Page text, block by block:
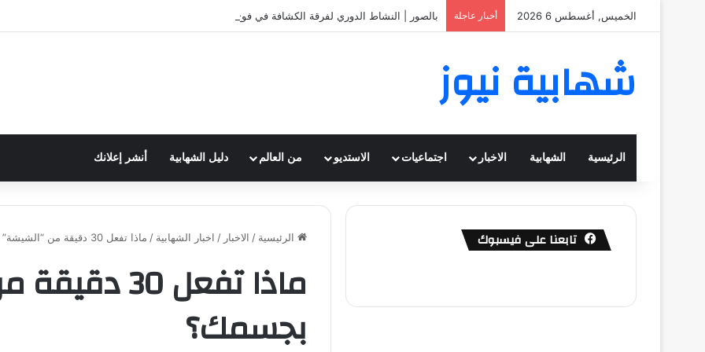
الخميس, أغسطس 6 2026 أخبار عاجلة بالصور | النشاط الدوري لفرقة الكشافة في فوج الامام الصادق (ع)
شهابية نيوز
الرئيسية الشهابية الاخبار اجتماعيات الاستديو من العالم دليل الشهابية أنشر إعلانك
الرئيسية / الاخبار / اخبار الشهابية / ماذا تفعل 30 دقيقة من “الشيشة” بجسمك؟
ماذا تفعل
بجسمك؟
تابعنا على فيسبوك